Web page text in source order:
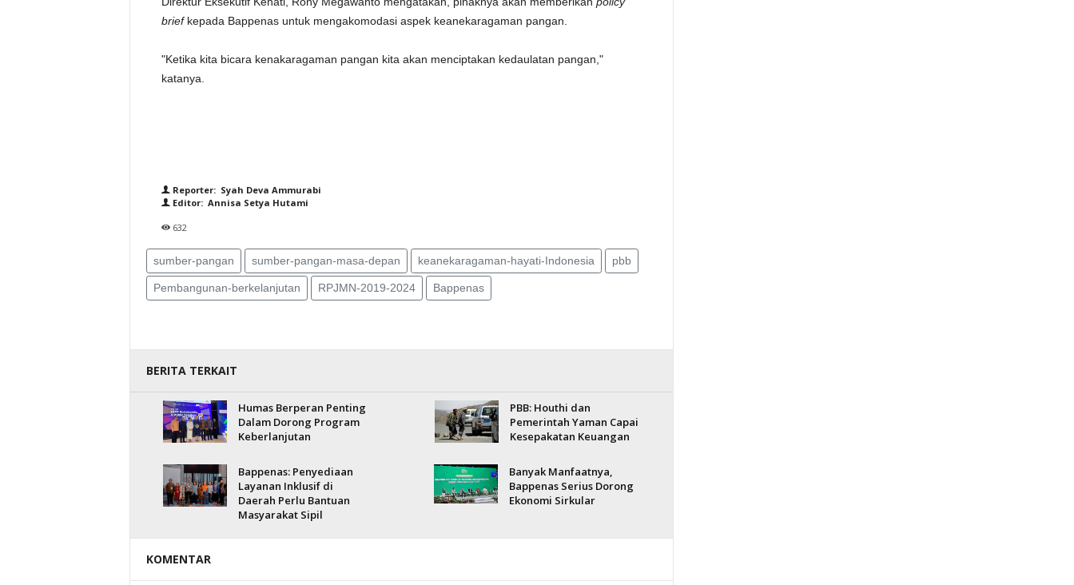
briefkepada Bappenas untuk mengakomodasi aspek keanekaragaman pangan.
"Ketika kita bicara kenakaragaman pangan kita akan menciptakan kedaulatan pangan,"
katanya.
Reporter: Syah Deva Ammurabi
Editor: Annisa Setya Hutami
632
sumber-pangan sumber-pangan-masa-depan keanekaragaman-hayati-Indonesia pbb
Pembangunan-berkelanjutan RPJMN-2019-2024 Bappenas
BERITA TERKAIT
Humas Berperan Penting
Dalam Dorong Program
Keberlanjutan
PBB: Houthi dan
Pemerintah Yaman Capai
Kesepakatan Keuangan
Bappenas: Penyediaan
Layanan Inklusif di
Daerah Perlu Bantuan
Masyarakat Sipil
Banyak Manfaatnya,
Bappenas Serius Dorong
Ekonomi Sirkular
KOMENTAR